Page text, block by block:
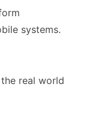
systems.
real world